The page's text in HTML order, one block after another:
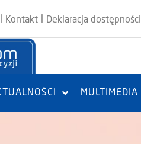
Kontakt Deklaracja dostępności
MULTIMEDIA